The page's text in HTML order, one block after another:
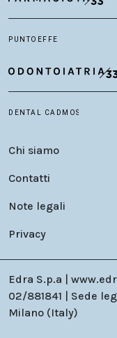
Chi siamo
Contatti
Note legali
Privacy
Edra S.p.a |
02/881841 | Sede
Milano (Italy)